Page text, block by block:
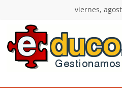
contenido
viernes,
E-